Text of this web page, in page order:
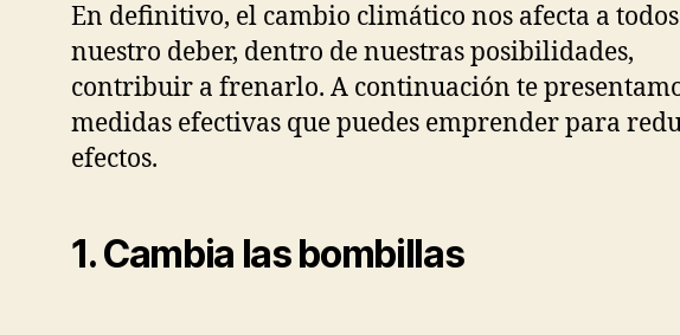
En definitivo, el cambio climático nos afecta a todos
nuestro deber, dentro de nuestras posibilidades,
contribuir a frenarlo. A continuación te
medidas efectivas que puedes emprender para
efectos.
1. Cambia las bombillas